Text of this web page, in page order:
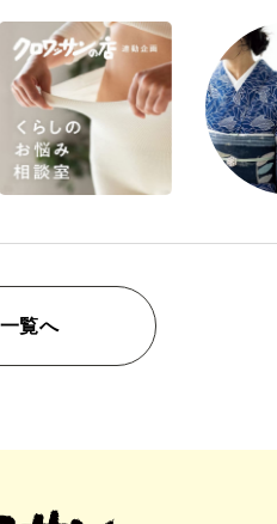
覧へ